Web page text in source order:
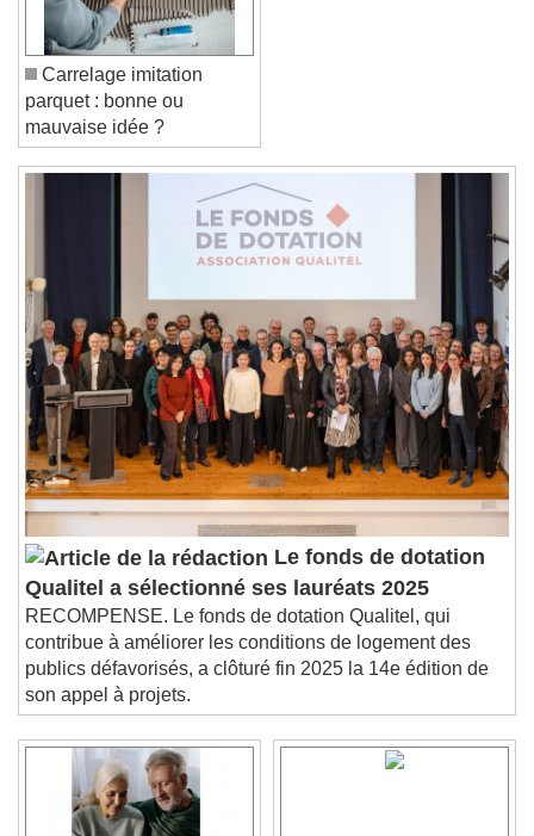
Reset
Done
Close Modal Dialog
End of dialog window.
Carrelage imitation
parquet : bonne ou
mauvaise idée ?
Le fonds de dotation
Qualitel a sélectionné ses lauréats 2025
RECOMPENSE. Le fonds de dotation Qualitel, qui
contribue à améliorer les conditions de logement des
publics défavorisés, a clôturé fin 2025 la 14e édition de
son appel à projets.